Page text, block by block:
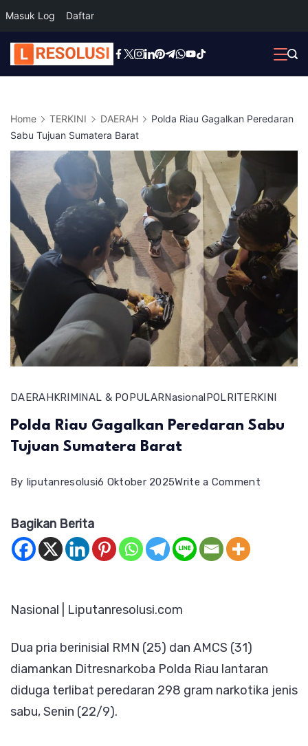
Masuk Log Daftar
Skip
to
Home TERKINI DAERAH
Polda Riau Gagalkan Peredaran
Sabu Tujuan Sumatera Barat
DAERAHKRIMINAL & POPULARNasionalPOLRITERKINI
Polda Riau Gagalkan Peredaran Sabu
Tujuan Sumatera Barat
By liputanresolusi6 Oktober 2025Write a Commenton
Bagikan Berita
Nasional | Liputanresolusi.com
Dua pria berinisial RMN (25) dan AMCS (31)
diamankan Ditresnarkoba Polda Riau lantaran
diduga terlibat peredaran 298 gram narkotika jenis
sabu, Senin (22/9).